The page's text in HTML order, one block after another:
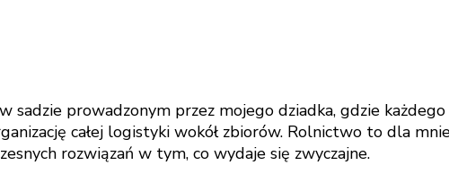
sadzie prowadzonym przez mojego dziadka, gdzie
całej logistyki wokół zbiorów. Rolnictwo to dla
rozwiązań w tym, co wydaje się zwyczajne.